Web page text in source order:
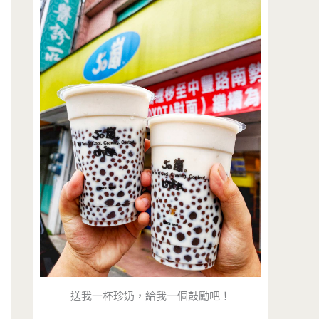
送我一杯珍奶，給我一個鼓勵吧！